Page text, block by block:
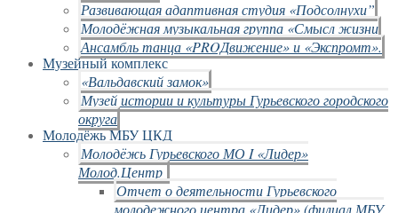
Развивающая адаптивная студия «Подсолнухи”
Молодёжная музыкальная группа «Смысл жизни
Ансамбль танца «PROДвижение» и «Экспромт».
Музейный комплекс
«Вальдавский замок»
Музей истории и культуры Гурьевского городского
округа
Молодёжь МБУ ЦКД
Молодёжь Гурьевского МО I «Лидер»
Молод.Центр
Отчет о деятельности Гурьевского